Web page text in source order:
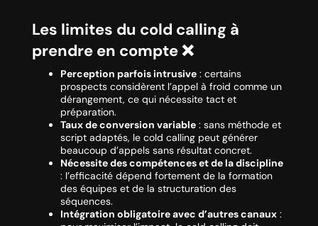
Les limites du cold calling à
prendre en compte ❌
Perception parfois intrusive: certains
prospects considèrent l’appel à froid comme un
dérangement, ce qui nécessite tact et
préparation.
Taux de conversion variable: sans méthode et
script adaptés, le cold calling peut générer
beaucoup d’appels sans résultat concret.
Nécessite des compétences et de la discipline
: l’efficacité dépend fortement de la formation
des équipes et de la structuration des
séquences.
Intégration obligatoire avec d’autres canaux: